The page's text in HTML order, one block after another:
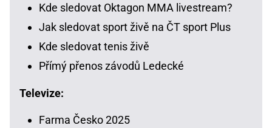
Kde sledovat Oktagon MMA livestream?
Jak sledovat sport živě na ČT sport Plus
Kde sledovat tenis živě
Přímý přenos závodů Ledecké
Televize:
Farma Česko 2025